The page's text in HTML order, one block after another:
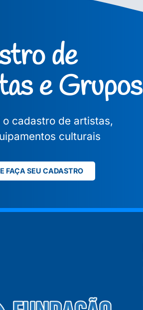
de
e Grupos
o cadastro de artistas,
culturais
FAÇA SEU CADASTRO